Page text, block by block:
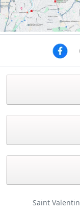
Saint Valentin